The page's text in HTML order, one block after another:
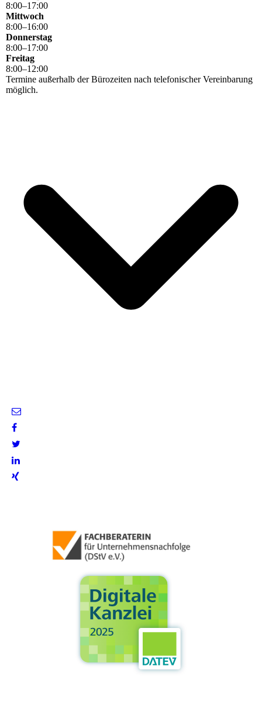
8:00–17:00
Mittwoch
8:00–16:00
Donnerstag
8:00–17:00
Freitag
8:00–12:00
Termine außerhalb der Bürozeiten nach telefonischer Vereinbarung
möglich.